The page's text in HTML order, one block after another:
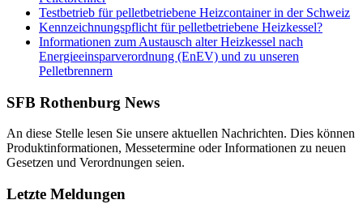
Testbetrieb für pelletbetriebene Heizcontainer in der Schweiz
Kennzeichnungspflicht für pelletbetriebene Heizkessel?
Informationen zum Austausch alter Heizkessel nach
Energieeinsparverordnung (EnEV) und zu unseren
Pelletbrennern
SFB Rothenburg News
An diese Stelle lesen Sie unsere aktuellen Nachrichten. Dies können
Produktinformationen, Messetermine oder Informationen zu neuen
Gesetzen und Verordnungen seien.
Letzte Meldungen